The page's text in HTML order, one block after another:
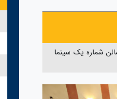
شماره یک سینما